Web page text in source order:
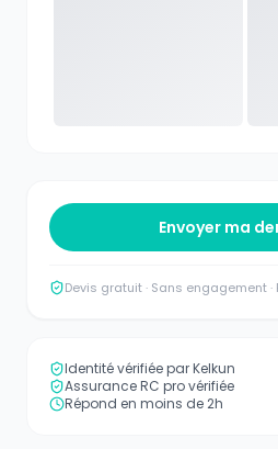
Envoyer ma
Devis gratuit · Sans engagement
Identité vérifiée par Kelkun
Assurance RC pro vérifiée
Répond en moins de 2h